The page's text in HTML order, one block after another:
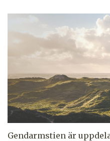
Gendarmstien är